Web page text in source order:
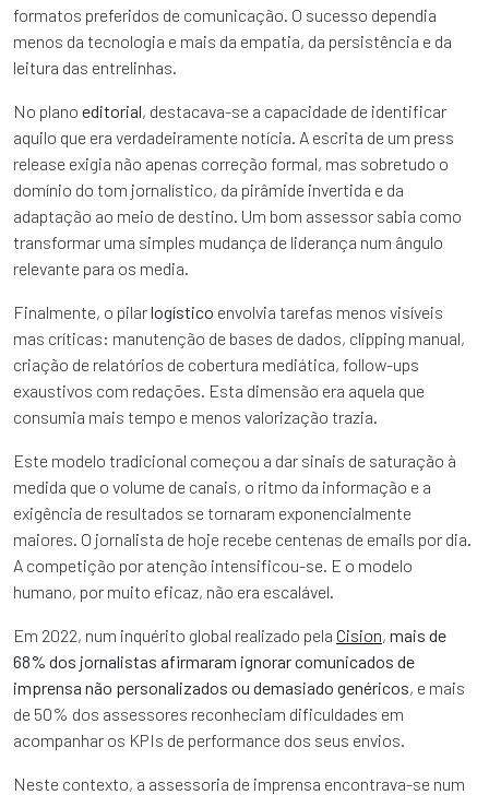
formatos preferidos de comunicação. O sucesso dependia
menos da tecnologia e mais da empatia, da persistência e da
leitura das entrelinhas.
No plano editorial, destacava-se a capacidade de identificar
aquilo que era verdadeiramente notícia. A escrita de um press
release exigia não apenas correção formal, mas sobretudo o
domínio do tom jornalístico, da pirâmide invertida e da
adaptação ao meio de destino. Um bom assessor sabia como
transformar uma simples mudança de liderança num ângulo
relevante para os media.
Finalmente, o pilarlogístico envolvia tarefas menos visíveis
mas críticas: manutenção de bases de dados, clipping manual,
criação de relatórios de cobertura mediática, follow-ups
exaustivos com redações. Esta dimensão era aquela que
consumia mais tempo e menos valorização trazia.
Este modelo tradicional começou a dar sinais de saturação à
medida que o volume de canais, o ritmo da informação e a
exigência de resultados se tornaram exponencialmente
maiores. O jornalista de hoje recebe centenas de emails por dia.
A competição por atenção intensificou-se. E o modelo
humano, por muito eficaz, não era escalável.
Em 2022, num inquérito global realizado pela Cision, mais de
68% dos jornalistas afirmaram ignorar comunicados de
imprensa não personalizados ou demasiado genéricos, e mais
de 50% dos assessores reconheciam dificuldades em
acompanhar os KPIs de performance dos seus envios.
Neste contexto, a assessoria de imprensa encontrava-se num